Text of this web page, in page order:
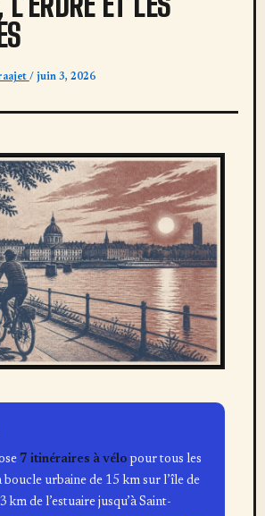
/ juin 3, 2026
7 itinéraires à vélopour tous les
boucle urbaine de 15 km sur l’île de
km de l’estuaire jusqu’à Saint-